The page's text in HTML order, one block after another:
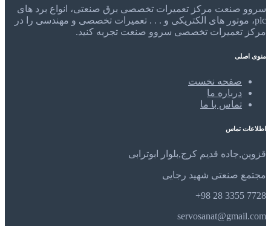
سروو صنعت مرکز تعمیرات تخصصی برق صنعتی، انواع برد های
plc، موتور های الکتریکی و . . . تعمیرات تخصصی و مهندسی را در
مرکز تعمیرات تخصصی سروو صنعت تجربه کنید.
منوی اصلی
صفحه نخست
درباره ما
تماس با ما
اطلاعات تماس
قزوین,جاده قدیم کرج,بلوار ابوترابی
مجتمع صنعتی شهید رجایی
7728 3355 28 98+
servosanat@gmail.com